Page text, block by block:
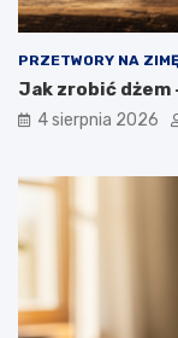
PRZETWORY NA
Jak zrobić dżem
4 sierpnia 2026